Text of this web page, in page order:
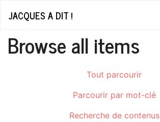
JACQUES A DIT !
Browse all items
Tout parcourir
Parcourir par mot-clé
Recherche de contenus